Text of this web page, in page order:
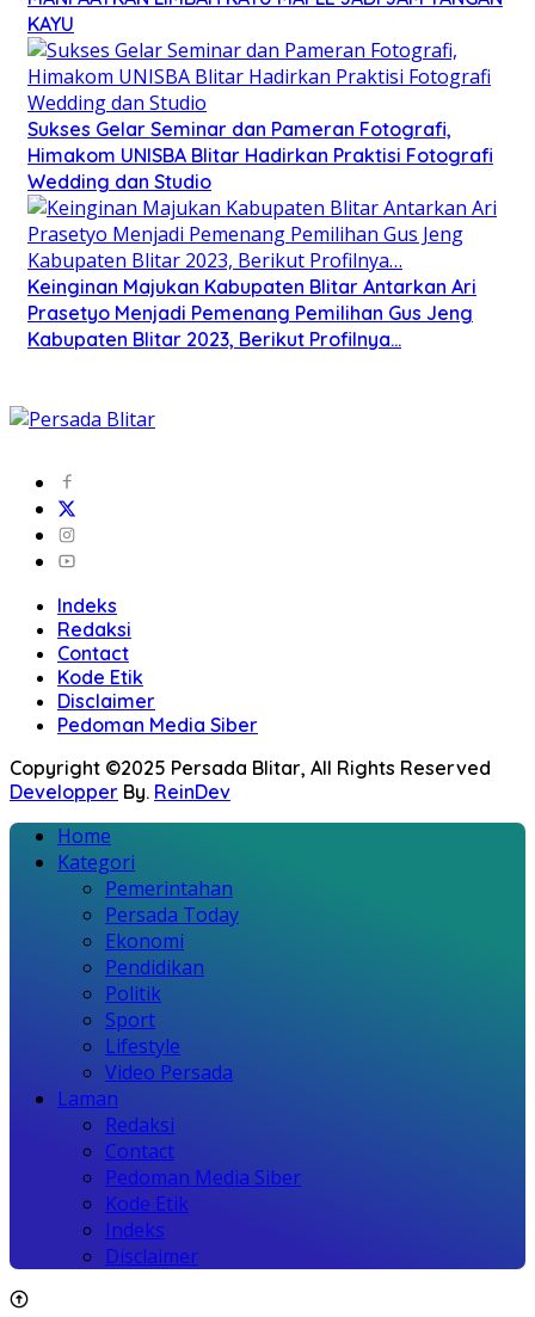
KAYU
Sukses Gelar Seminar dan Pameran Fotografi,
Himakom UNISBA Blitar Hadirkan Praktisi Fotografi
Wedding dan Studio
Keinginan Majukan Kabupaten Blitar Antarkan Ari
Prasetyo Menjadi Pemenang Pemilihan Gus Jeng
Kabupaten Blitar 2023, Berikut Profilnya…
Indeks
Redaksi
Contact
Kode Etik
Disclaimer
Pedoman Media Siber
Copyright ©2025 Persada Blitar, All Rights Reserved
Developper By. ReinDev
Home
Kategori
Pemerintahan
Persada Today
Ekonomi
Pendidikan
Politik
Sport
Lifestyle
Video Persada
Laman
Redaksi
Contact
Pedoman Media Siber
Kode Etik
Indeks
Disclaimer